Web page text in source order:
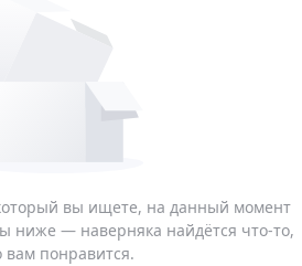
вы ищете, на данный момент
ниже — наверняка найдётся что-то,
вам понравится.